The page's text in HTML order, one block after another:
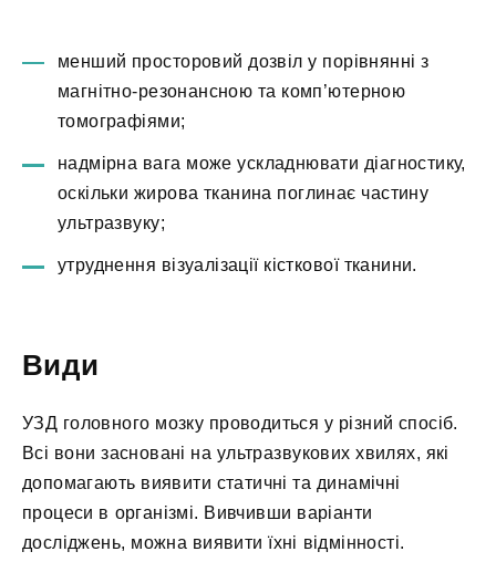
менший просторовий дозвіл у порівнянні з
магнітно-резонансною та комп’ютерною
томографіями;
надмірна вага може ускладнювати діагностику,
оскільки жирова тканина поглинає частину
ультразвуку;
утруднення візуалізації кісткової тканини.
Види
УЗД головного мозку проводиться у різний спосіб.
Всі вони засновані на ультразвукових хвилях, які
допомагають виявити статичні та динамічні
процеси в організмі. Вивчивши варіанти
досліджень, можна виявити їхні відмінності.